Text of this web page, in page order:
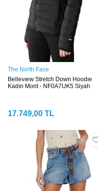
The North Face
Bellevıew Stretch Down Hoodıe
Kadın Mont - NF0A7UK5 Siyah
17.749,00 TL